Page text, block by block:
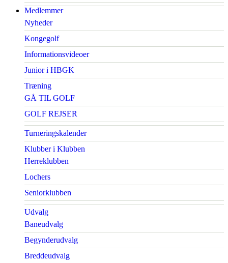
Medlemmer
Nyheder
Kongegolf
Informationsvideoer
Junior i HBGK
Træning
GÅ TIL GOLF
GOLF REJSER
Turneringskalender
Klubber i Klubben
Herreklubben
Lochers
Seniorklubben
Udvalg
Baneudvalg
Begynderudvalg
Breddeudvalg